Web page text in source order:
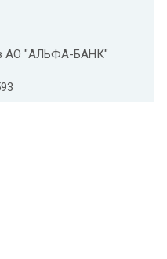
АО "АЛЬФА-БАНК"